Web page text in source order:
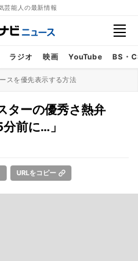
芸能人の最新情報
ラジオ 映画 YouTube BS・
スを優先表示する方法
ターの優秀さ熱弁
前に…」
URLをコピー